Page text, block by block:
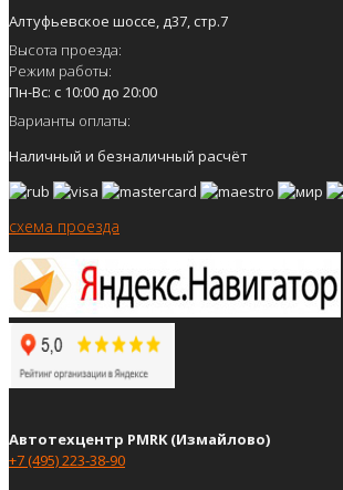
Алтуфьевское шоссе, д37, стр.7
Высота проезда:
Режим работы:
Пн-Вс: с 10:00 до 20:00
Варианты оплаты:
Наличный и безналичный расчёт
схема проезда
Автотехцентр PMRK (Измайлово)
+7 (495) 223-38-90